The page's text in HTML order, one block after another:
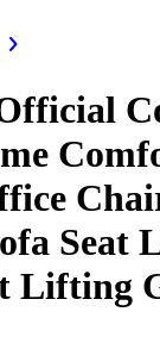
Seat
Lifting